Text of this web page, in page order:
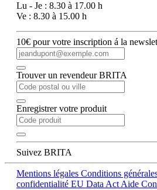
Lu - Je : 8.30 à 17.00 h
Ve : 8.30 à 15.00 h
10€ pour votre inscription á la
Trouver un revendeur BRITA
Enregistrer votre produit
Suivez BRITA
Mentions légales Conditions
confidentialité EU Data Act Aide